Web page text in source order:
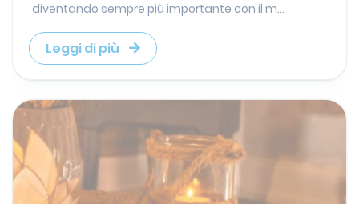
diventando sempre più importante con il m...
Leggi di più